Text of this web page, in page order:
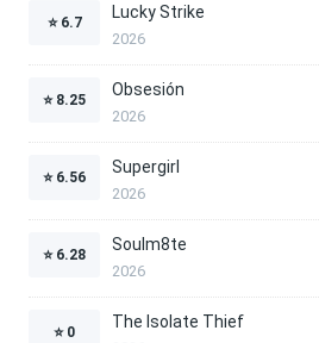
⭐ 6.7
Lucky Strike
2026
⭐ 8.25
Obsesión
2026
⭐ 6.56
Supergirl
2026
⭐ 6.28
Soulm8te
2026
⭐ 0
The Isolate Thief